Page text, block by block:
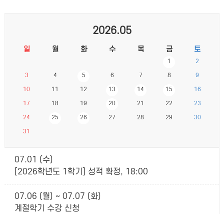
2026.05
일 월 화 수 목 금 토
1 2
3 4 5 6 7 8 9
10 11 12 13 14 15 16
17 18 19 20 21 22 23
24 25 26 27 28 29 30
31
07.01 (수)
[2026학년도 1학기] 성적 확정, 18:00
07.06 (월) ~ 07.07 (화)
계절학기 수강 신청